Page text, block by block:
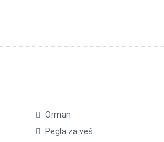
Orman
Pegla za veš